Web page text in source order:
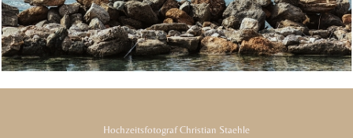
Hochzeitsfotograf Christian Staehle